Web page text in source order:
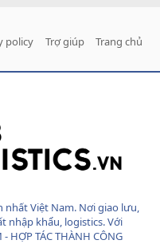
policy Trợ giúp Trang chủ
nhất Việt Nam. Nơi giao lưu,
nhập khẩu, logistics. Với
HỢP TÁC THÀNH CÔNG